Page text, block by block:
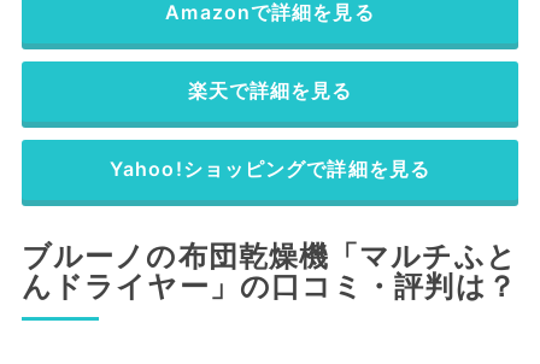
Amazonで詳細を見る
楽天で詳細を見る
Yahoo!ショッピングで詳細を見る
ブルーノの布団乾燥機「マルチふと
んドライヤー」の口コミ・評判は？